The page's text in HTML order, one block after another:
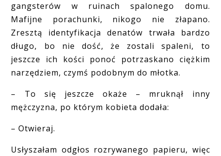
gangsterów w ruinach spalonego domu.
Mafijne porachunki, nikogo nie złapano.
Zresztą identyfikacja denatów trwała bardzo
długo, bo nie dość, że zostali spaleni, to
jeszcze ich kości ponoć potrzaskano ciężkim
narzędziem, czymś podobnym do młotka.
– To się jeszcze okaże – mruknął inny
mężczyzna, po którym kobieta dodała:
– Otwieraj.
Usłyszałam odgłos rozrywanego papieru, więc